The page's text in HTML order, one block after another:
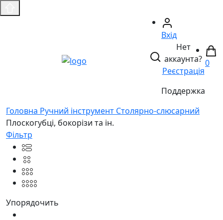
Вхід
Нет
аккаунта?
Реєстрація
Поддержка
0
Головнa Ручний інструмент Столярно-слюсарний
Плоскогубці, бокорізи та ін.
Фільтр
Упорядочить